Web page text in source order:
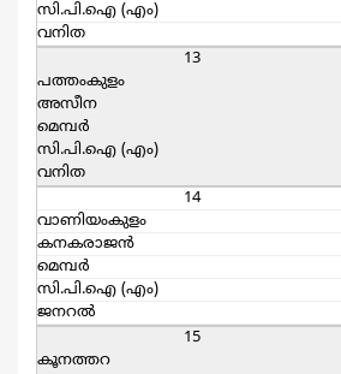
സി.പി.ഐ (എം)
വനിത
13
പത്തംകുളം
അസീന
മെമ്പര്‍
സി.പി.ഐ (എം)
വനിത
14
വാണിയംകുളം
കനകരാജന്‍
മെമ്പര്‍
സി.പി.ഐ (എം)
ജനറല്‍
15
കൂനത്തറ